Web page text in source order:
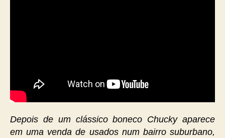
Depois de um clássico boneco Chucky aparece
em uma venda de usados num bairro suburbano,